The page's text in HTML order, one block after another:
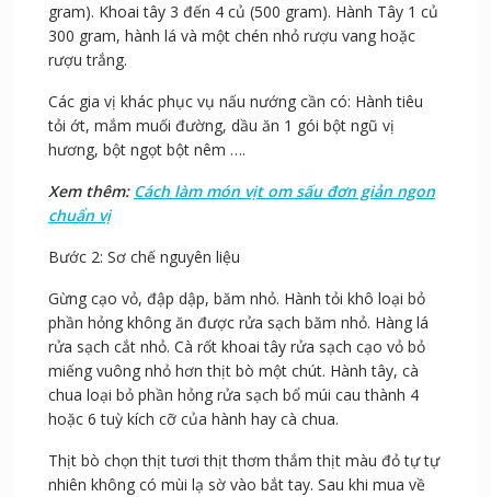
gram). Khoai tây 3 đến 4 củ (500 gram). Hành Tây 1 củ
300 gram, hành lá và một chén nhỏ rượu vang hoặc
rượu trắng.
Các gia vị khác phục vụ nấu nướng cần có: Hành tiêu
tỏi ớt, mắm muối đường, dầu ăn 1 gói bột ngũ vị
hương, bột ngọt bột nêm ….
Xem thêm: Cách làm món vịt om sấu đơn giản ngon
chuẩn vị
Bước 2: Sơ chế nguyên liệu
Gừng cạo vỏ, đập dập, băm nhỏ. Hành tỏi khô loại bỏ
phần hỏng không ăn được rửa sạch băm nhỏ. Hàng lá
rửa sạch cắt nhỏ. Cà rốt khoai tây rửa sạch cạo vỏ bỏ
miếng vuông nhỏ hơn thịt bò một chút. Hành tây, cà
chua loại bỏ phần hỏng rửa sạch bổ múi cau thành 4
hoặc 6 tuỳ kích cỡ của hành hay cà chua.
Thịt bò chọn thịt tươi thịt thơm thắm thịt màu đỏ tự tự
nhiên không có mùi lạ sờ vào bắt tay. Sau khi mua về